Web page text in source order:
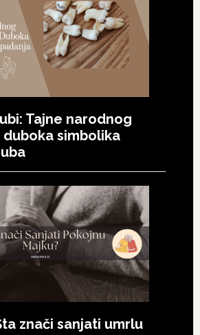
Tajne narodnog
simbolika
znači sanjati umrlu